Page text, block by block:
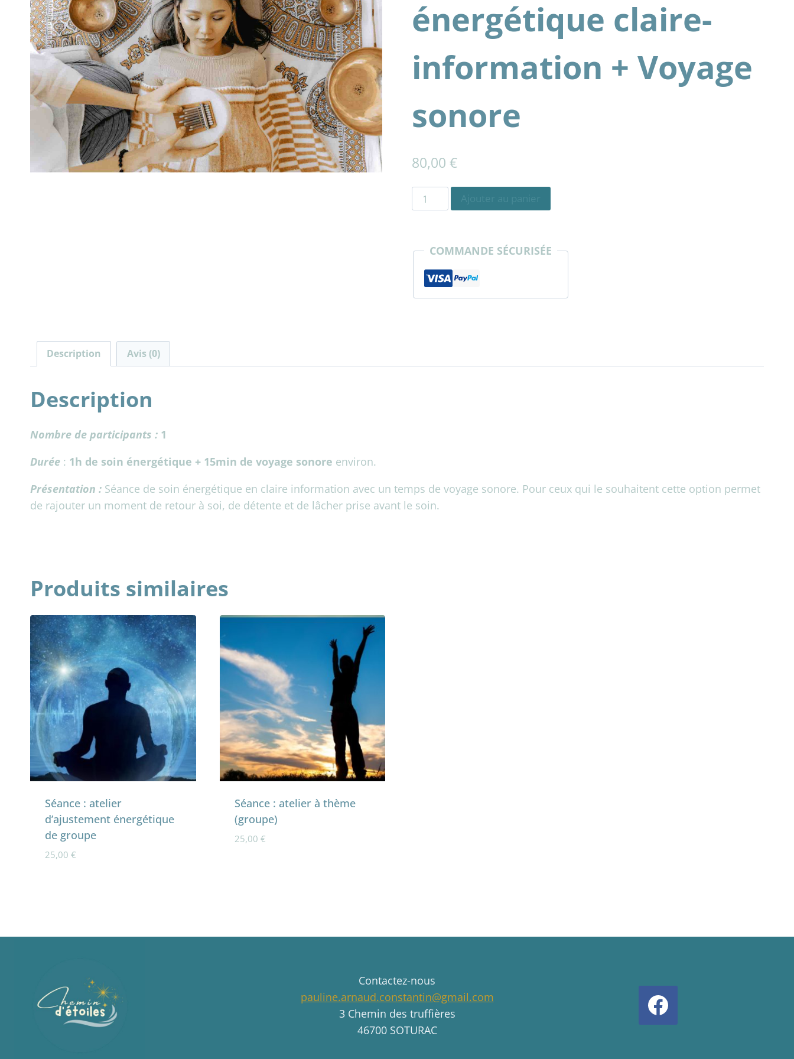
énergétique claire-
information + Voyage
sonore
80,00 €
quantité
de
soin
claire-
information
COMMANDE SÉCURISÉE
Description Avis (0)
Description
Nombre de participants : 1
Durée : 1h de soin énergétique + 15min de voyage sonore environ.
Présentation : Séance de soin énergétique en claire information avec un temps de voyage sonore. Pour ceux qui le souhaitent cette option permet
de rajouter un moment de retour à soi, de détente et de lâcher prise avant le soin.
Produits similaires
Séance : atelier
d’ajustement énergétique
de groupe
25,00 €
Séance : atelier à thème
(groupe)
25,00 €
Contactez-nous
pauline.arnaud.constantin@gmail.com
3 Chemin des truffières
46700 SOTURAC